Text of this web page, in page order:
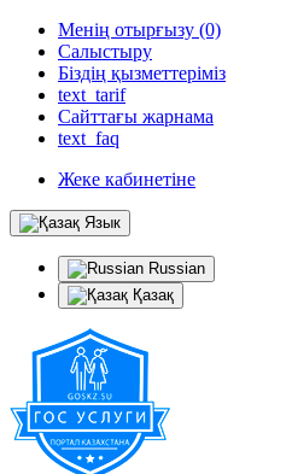
Менің отырғызу (0)
Салыстыру
Біздің қызметтеріміз
text_tarif
Сайттағы жарнама
text_faq
Жеке кабинетіне
Язык
Russian
Қазақ